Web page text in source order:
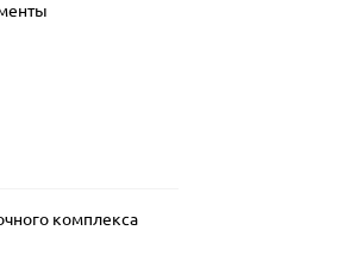
комплекса